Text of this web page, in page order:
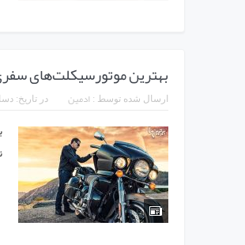
بهترین موتورسیکلت‌های سفری
ارسال شده توسط : ادمین در تاریخ: